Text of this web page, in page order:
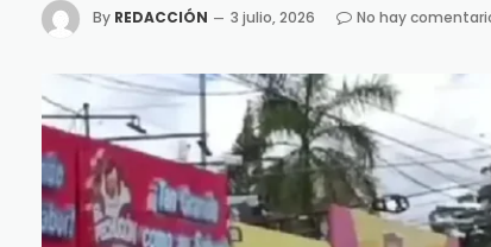
By REDACCIÓN 3 julio, 2026 No hay